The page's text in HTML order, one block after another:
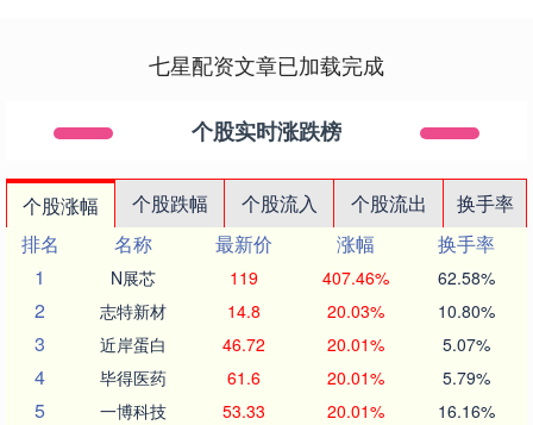
七星配资文章已加载完成
个股实时涨跌榜
个股涨幅 个股跌幅 个股流入 个股流出
换手率
排名
名称 最新价 涨幅
换手率
1
N展芯 119 407.46% 62.58%
2 志特新材 14.8 20.03% 10.80%
3 近岸蛋白 46.72 20.01% 5.07%
4 毕得医药 61.6 20.01% 5.79%
5 一博科技 53.33 20.01% 16.16%